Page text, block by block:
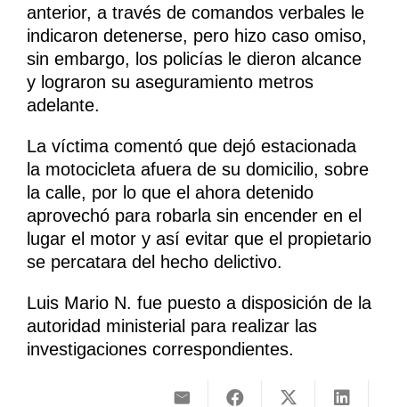
anterior, a través de comandos verbales le
indicaron detenerse, pero hizo caso omiso,
sin embargo, los policías le dieron alcance
y lograron su aseguramiento metros
adelante.
La víctima comentó que dejó estacionada
la motocicleta afuera de su domicilio, sobre
la calle, por lo que el ahora detenido
aprovechó para robarla sin encender en el
lugar el motor y así evitar que el propietario
se percatara del hecho delictivo.
Luis Mario N. fue puesto a disposición de la
autoridad ministerial para realizar las
investigaciones correspondientes.